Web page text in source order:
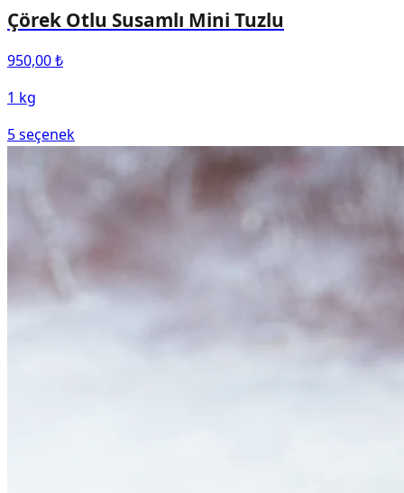
Çörek Otlu Susamlı Mini Tuzlu
950,00 ₺
1 kg
5seçenek